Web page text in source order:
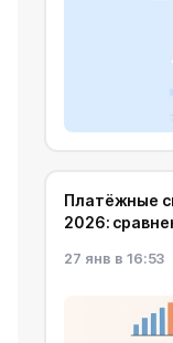
Платёжные
2026:
27 янв в 16:53